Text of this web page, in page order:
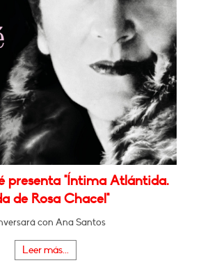
presenta "Íntima Atlántida.
de Rosa Chacel"
con Ana Santos
Leer más...